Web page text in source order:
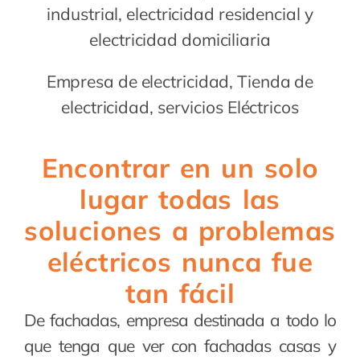
industrial, electricidad residencial y
electricidad domiciliaria
Empresa de electricidad, Tienda de
electricidad, servicios Eléctricos
Encontrar en un solo
lugar todas las
soluciones a problemas
eléctricos nunca fue
tan fácil
De fachadas, empresa destinada a todo lo
que tenga que ver con fachadas casas y